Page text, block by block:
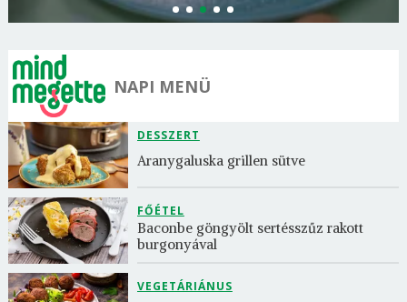
NAPI MENÜ
DESSZERT
Aranygaluska grillen sütve
FŐÉTEL
Baconbe göngyölt sertésszűz rakott
burgonyával
VEGETÁRIÁNUS